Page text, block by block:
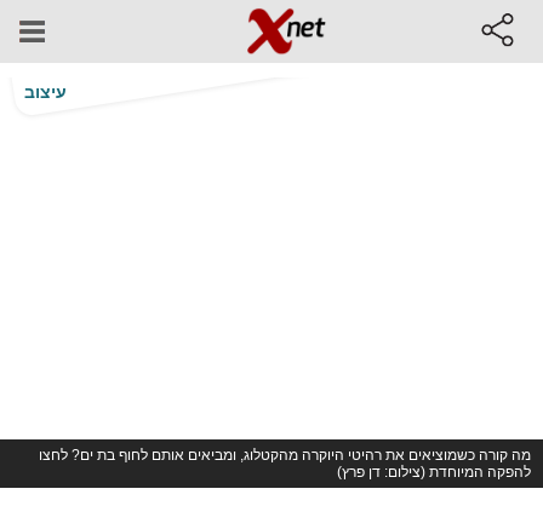
עיצוב
מה קורה כשמוציאים את רהיטי היוקרה מהקטלוג, ומביאים אותם לחוף בת ים? לחצו
להפקה המיוחדת (צילום: דן פרץ)